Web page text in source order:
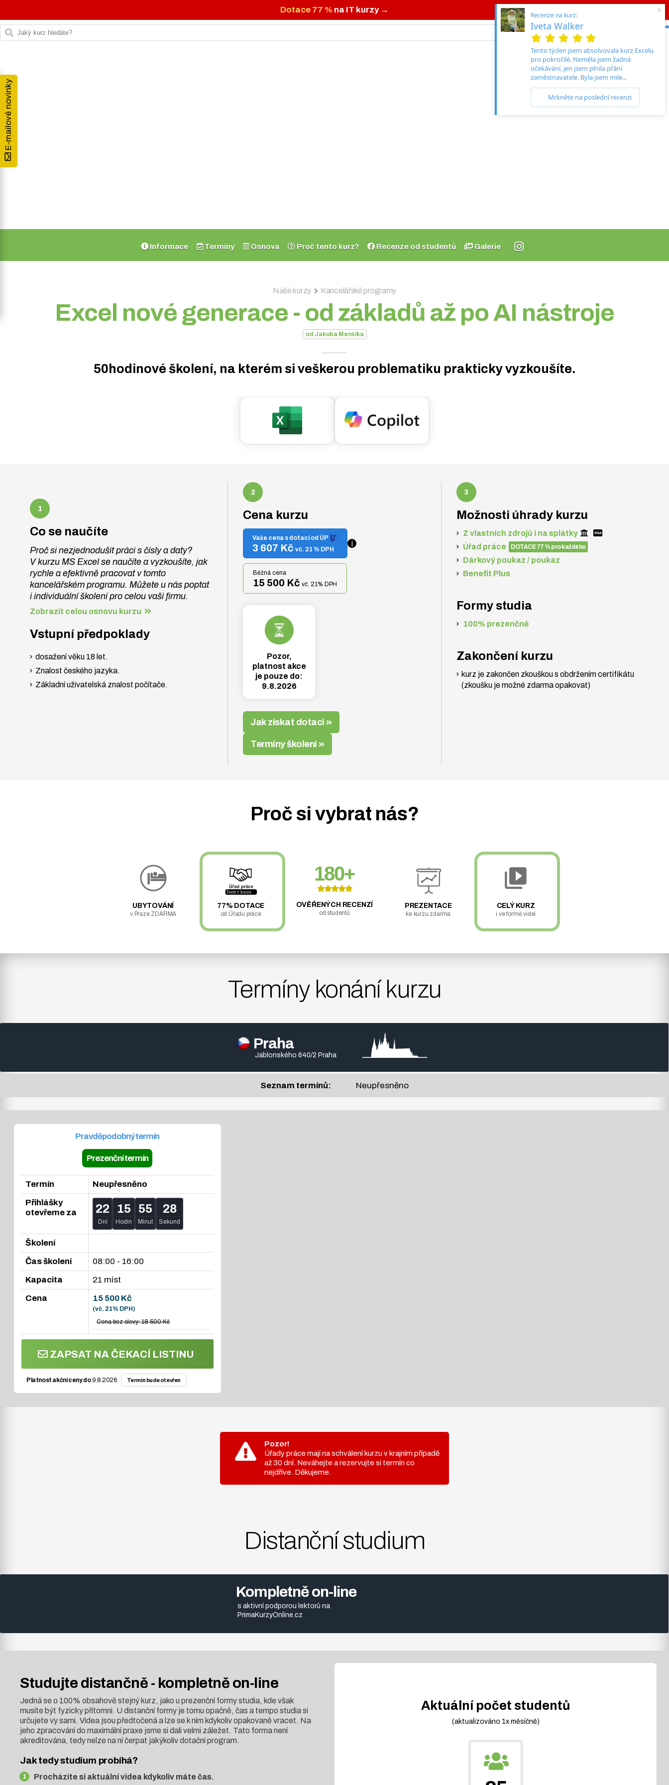
Dotace 77 % na IT kurzy →
Informace Termíny Osnova Proč tento kurz? Recenze od studentů Galerie
Naše kurzy Kancelářské programy
Excel nové generace - od základů až po AI nástroje
od Jakuba Menšíka
50hodinové školení, na kterém si veškerou problematiku prakticky vyzkoušíte.
Co se naučíte
Proč si nezjednodušit práci s čísly a daty?
V kurzu MS Excel se naučíte a vyzkoušíte, jak
rychle a efektivně pracovat v tomto
kancelářském programu. Můžete u nás poptat
i individuální školení pro celou vaši firmu.
Zobrazit celou osnovu kurzu
Vstupní předpoklady
dosažení věku 18 let.
Znalost českého jazyka.
Základní uživatelská znalost počítače.
Cena kurzu
Vaše cena s dotací od ÚP
3 607 Kčvč. 21 % DPH
i
Běžná cena
15 500 Kčvč. 21% DPH
Pozor,
platnost akce
je pouze do:
9.8.2026
Jak získat dotaci
Termíny školení
Možnosti úhrady kurzu
Z vlastních zdrojů i na splátky
Úřad práce
DOTACE 77 % pro každého
Dárkový poukaz / poukaz
Benefit Plus
Formy studia
100% prezenčně
Zakončení kurzu
kurz je zakončen zkouškou s obdržením certifikátu
(zkoušku je možné zdarma opakovat)
Proč si vybrat nás?
UBYTOVÁNÍ
v Praze ZDARMA
77% DOTACE
od Úřadu práce
180+
OVĚŘENÝCH RECENZÍ
od studentů
PREZENTACE
ke kurzu zdarma
CELÝ KURZ
i ve formě videí
Termíny konání kurzu
Praha
Jablonského 640/2 Praha
Seznam termínů: Neupřesněno
Pravděpodobný termín
Prezenční termín
Termín
Neupřesněno
Přihlášky
otevřeme za
22
Dní
15
Hodin
55
Minut
27
Sekund
Školení
Čas školení
08:00 - 16:00
Kapacita
21 míst
Cena
15 500 Kč
(vč. 21% DPH)
Cena bez slevy: 18 500 Kč
ZAPSAT NA ČEKACÍ LISTINU
Platnost akční ceny do9.8.2026 Termín bude otevřen
Pozor!
Úřady práce mají na schválení kurzu v krajním případě
až 30 dní. Neváhejte a rezervujte si termín co
nejdříve. Děkujeme.
Distanční studium
Kompletně on-line
s aktivní podporou lektorů na
PrimaKurzyOnline.cz
Studujte distančně - kompletně on-line
Jedná se o 100% obsahově stejný kurz, jako u prezenční formy studia, kde však
musíte být fyzicky přítomni. U distanční formy je tomu opačně, čas a tempo studia si
určujete vy sami. Videa jsou předtočená a lze se k nim kdykoliv opakovaně vracet. Na
jeho zpracování do maximální praxe jsme si dali velmi záležet. Tato forma není
akreditována, tedy nelze na ní čerpat jakýkoliv dotační program.
Jak tedy studium probíhá?
Procházíte si aktuální videa kdykoliv máte čas.
Aktuální počet studentů
(aktualizováno 1x měsíčně)
E-mailové novinky
×
Recenze na kurz:
Iveta Walker
Tento týden jsem absolvovala kurz Excelu
pro pokročilé. Neměla jsem žadná
očekávání, jen jsem plnila přání
zaměstnavatele. Byla jsem mile...
Mrkněte na poslední recenzi